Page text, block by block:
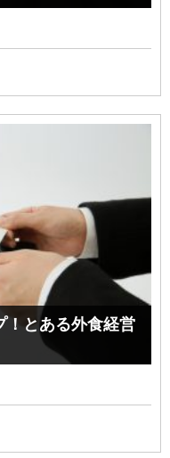
！とある外食経営